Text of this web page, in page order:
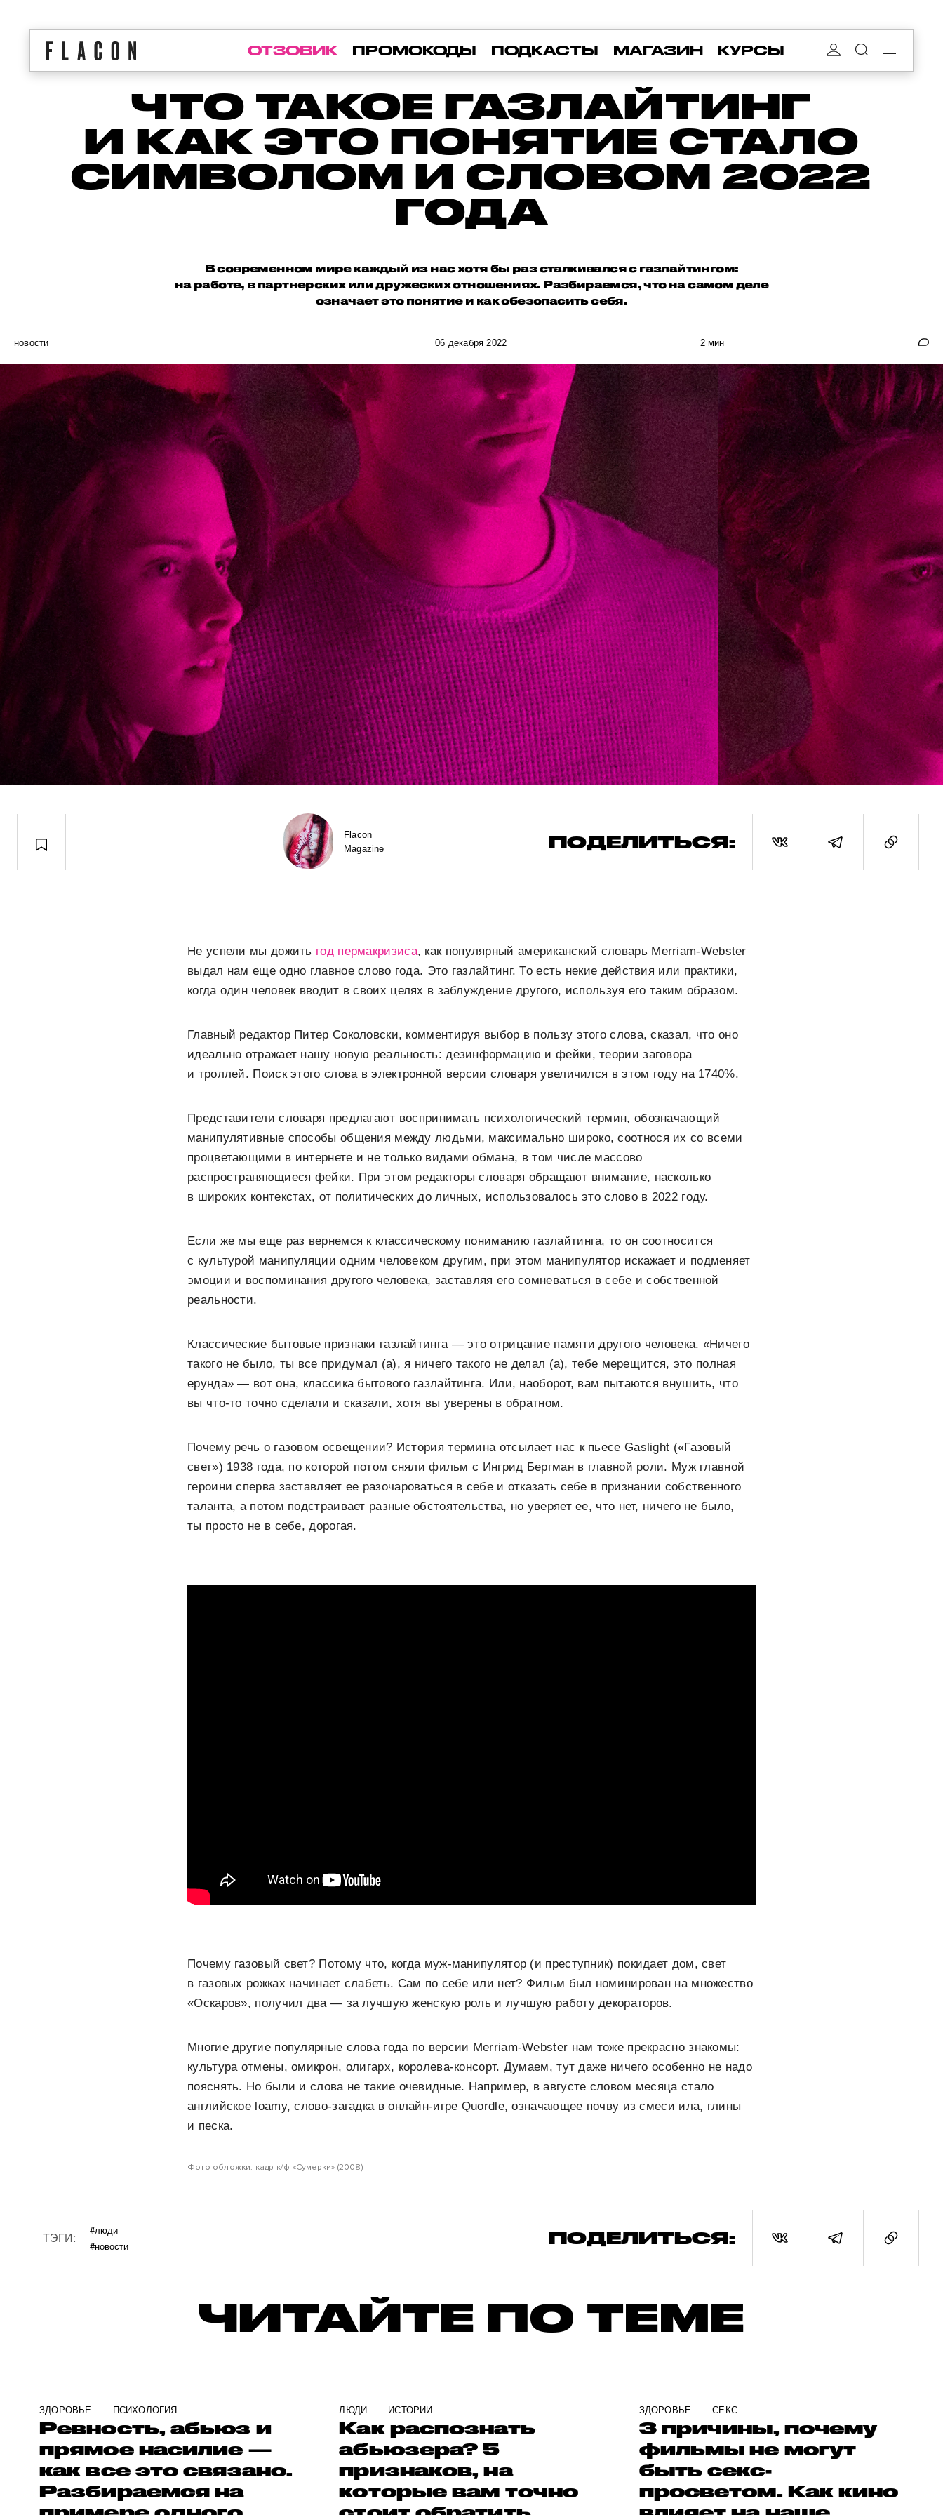
ОТЗОВИК ПРОМОКОДЫ ПОДКАСТЫ МАГАЗИН КУРСЫ
ЧТО ТАКОЕ ГАЗЛАЙТИНГ
И КАК ЭТО ПОНЯТИЕ СТАЛО
СИМВОЛОМ И СЛОВОМ 2022
ГОДА
В современном мире каждый из нас хотя бы раз сталкивался с газлайтингом:
на работе, в партнерских или дружеских отношениях. Разбираемся, что на самом деле
означает это понятие и как обезопасить себя.
новости 06 декабря 2022 2 мин
Flacon
Magazine
ПОДЕЛИТЬСЯ:
Не успели мы дожить год пермакризиса, как популярный американский словарь Merriam-Webster
выдал нам еще одно главное слово года. Это газлайтинг. То есть некие действия или практики,
когда один человек вводит в своих целях в заблуждение другого, используя его таким образом.
Главный редактор Питер Соколовски, комментируя выбор в пользу этого слова, сказал, что оно
идеально отражает нашу новую реальность: дезинформацию и фейки, теории заговора
и троллей. Поиск этого слова в электронной версии словаря увеличился в этом году на 1740%.
Представители словаря предлагают воспринимать психологический термин, обозначающий
манипулятивные способы общения между людьми, максимально широко, соотнося их со всеми
процветающими в интернете и не только видами обмана, в том числе массово
распространяющиеся фейки. При этом редакторы словаря обращают внимание, насколько
в широких контекстах, от политических до личных, использовалось это слово в 2022 году.
Если же мы еще раз вернемся к классическому пониманию газлайтинга, то он соотносится
с культурой манипуляции одним человеком другим, при этом манипулятор искажает и подменяет
эмоции и воспоминания другого человека, заставляя его сомневаться в себе и собственной
реальности.
Классические бытовые признаки газлайтинга — это отрицание памяти другого человека. «Ничего
такого не было, ты все придумал (а), я ничего такого не делал (а), тебе мерещится, это полная
ерунда» — вот она, классика бытового газлайтинга. Или, наоборот, вам пытаются внушить, что
вы что-то точно сделали и сказали, хотя вы уверены в обратном.
Почему речь о газовом освещении? История термина отсылает нас к пьесе Gaslight («Газовый
свет») 1938 года, по которой потом сняли фильм с Ингрид Бергман в главной роли. Муж главной
героини сперва заставляет ее разочароваться в себе и отказать себе в признании собственного
таланта, а потом подстраивает разные обстоятельства, но уверяет ее, что нет, ничего не было,
ты просто не в себе, дорогая.
Почему газовый свет? Потому что, когда муж-манипулятор (и преступник) покидает дом, свет
в газовых рожках начинает слабеть. Сам по себе или нет? Фильм был номинирован на множество
«Оскаров», получил два — за лучшую женскую роль и лучшую работу декораторов.
Многие другие популярные слова года по версии Merriam-Webster нам тоже прекрасно знакомы:
культура отмены, омикрон, олигарх, королева-консорт. Думаем, тут даже ничего особенно не надо
пояснять. Но были и слова не такие очевидные. Например, в августе словом месяца стало
английское loamy, слово-загадка в онлайн-игре Quordle, означающее почву из смеси ила, глины
и песка.
Фото обложки: кадр к/ф «Сумерки» (2008)
ТЭГИ:
#люди
#новости
ПОДЕЛИТЬСЯ:
ЧИТАЙТЕ ПО ТЕМЕ
ЗДОРОВЬЕ ПСИХОЛОГИЯ
Ревность, абьюз и
прямое насилие —
как все это связано.
Разбираемся на
ЛЮДИ ИСТОРИИ
Как распознать
абьюзера? 5
признаков, на
которые вам точно
ЗДОРОВЬЕ СЕКС
3 причины, почему
фильмы не могут
быть секс-
просветом. Как кино